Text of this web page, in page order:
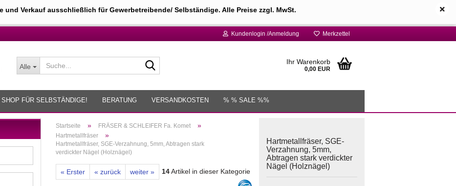
Kundenlogin /Anmeldung Merkzettel
Alle
Ihr Warenkorb
0,00 EUR
und Verkauf ausschließlich für Gewerbetreibende/ Selbständige. Alle Preise zzgl. MwSt.
SHOP FÜR SELBSTÄNDIGE! BERATUNG VERSANDKOSTEN % % SALE %%
Startseite » FRÄSER & SCHLEIFER Fa. Komet »
Hartmetallfräser »
Hartmetallfräser, SGE-Verzahnung, 5mm, Abtragen stark
verdickter Nägel (Holznägel)
« Erster « zurück weiter » 14Artikel in dieser Kategorie
Hartmetallfräser, SGE-
Verzahnung, 5mm,
Abtragen stark verdickter
Nägel (Holznägel)